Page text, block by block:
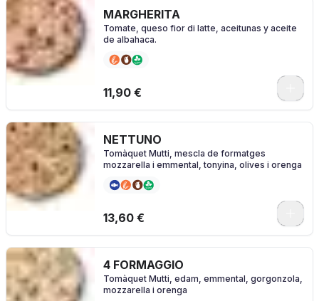
MARGHERITA
Tomate, queso fior di latte, aceitunas y aceite
de albahaca.
11,90 €
NETTUNO
Tomàquet Mutti, mescla de formatges
mozzarella i emmental, tonyina, olives i orenga
13,60 €
4 FORMAGGIO
Tomàquet Mutti, edam, emmental, gorgonzola,
mozzarella i orenga